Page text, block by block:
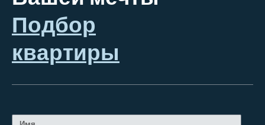
Подбор
квартиры